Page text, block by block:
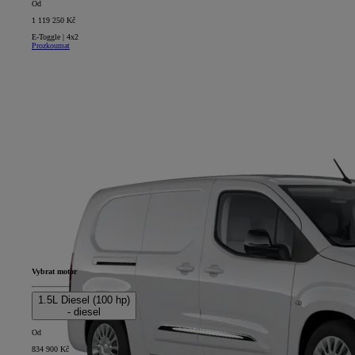
Od
1 119 250 Kč
E-Toggle | 4x2
Prozkoumat
Vybrat motor
1.5L Diesel (100 hp)
- diesel
Od
834 900 Kč